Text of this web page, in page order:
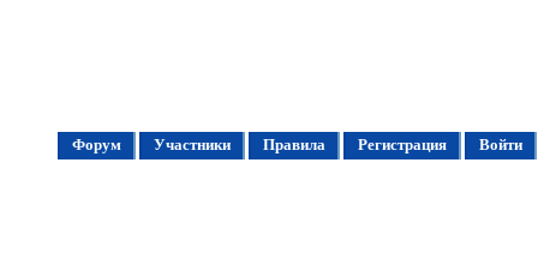
Форум Участники Правила Регистрация Войти